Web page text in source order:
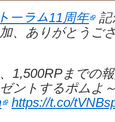
ーラム11周年
、ありがとうご
1,500RPまでの
ントするポムよ
https://t.co/